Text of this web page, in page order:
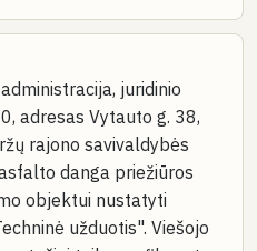
juridinio
adresas Vytauto g. 38,
rajono savivaldybės
danga priežiūros
objektui nustatyti
užduotis". Viešojo